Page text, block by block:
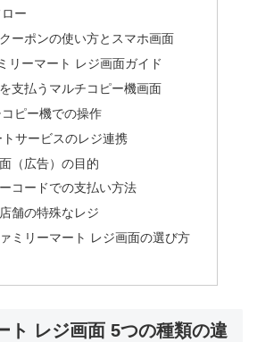
ー
ーポンの使い方とスマホ画面
リーマート レジ画面ガイド
支払うマルチコピー機画面
ピー機での操作
サービスのレジ連携
（広告）の目的
コードでの支払い方法
舗の特殊なレジ
ミリーマート レジ画面の選び方
ト レジ画面 5つの種類の違